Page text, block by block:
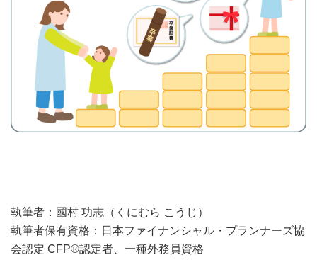
執筆者：國村 功志（くにむら こうじ）
執筆者保有資格：日本ファイナンシャル・プランナーズ協
会認定 CFP®認定者、一種外務員資格